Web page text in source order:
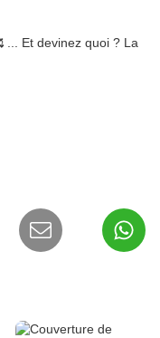
... Et devinez quoi ? La